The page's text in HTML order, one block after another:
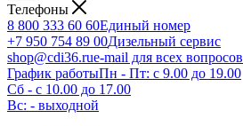
Телефоны
8 800 333 60 60Единый номер
+7 950 754 89 00Дизельный сервис
shop@cdi36.rue-mail для всех вопросов
График работыПн - Пт: с 9.00 до 19.00
Сб - с 10.00 до 17.00
Вс: - выходной